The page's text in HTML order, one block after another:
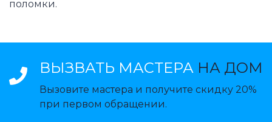
поломки.
ВЫЗВАТЬ МАСТЕРА НА ДОМ
Вызовите мастера и получите скидку 20%
при первом обращении.